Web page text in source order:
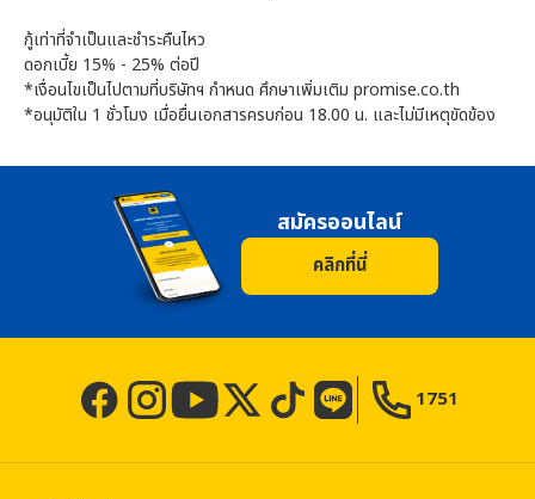
กู้เท่าที่จำเป็นและชำระคืนไหว
ดอกเบี้ย 15% - 25% ต่อปี
*เงื่อนไขเป็นไปตามที่บริษัทฯ กำหนด ศึกษาเพิ่มเติม promise.co.th
*อนุมัติใน 1 ชั่วโมง เมื่อยื่นเอกสารครบก่อน 18.00 น. และไม่มีเหตุขัดข้อง
สมัครออนไลน์
คลิกที่นี่
1751